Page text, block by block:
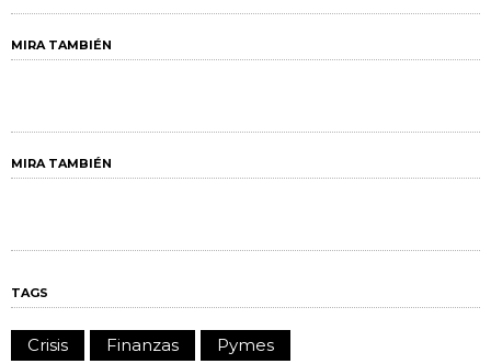
MIRA TAMBIÉN
MIRA TAMBIÉN
TAGS
Crisis Finanzas Pymes